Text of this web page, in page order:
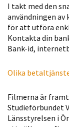
I takt med den
användningen
för att utföra
Kontakta din
Bank-id,
Olika
Filmerna är
Studieförbundet
Länsstyrelsen i